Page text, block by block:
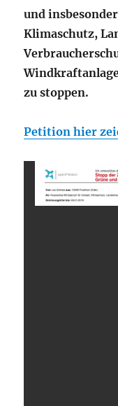
und
Klimaschutz,
zu stoppen.
Petition hier